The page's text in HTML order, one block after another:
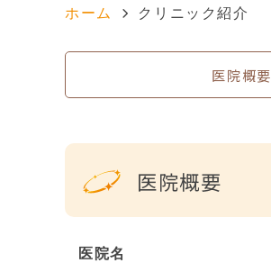
ホーム クリニック紹介
医院概要
医院概要
医院名